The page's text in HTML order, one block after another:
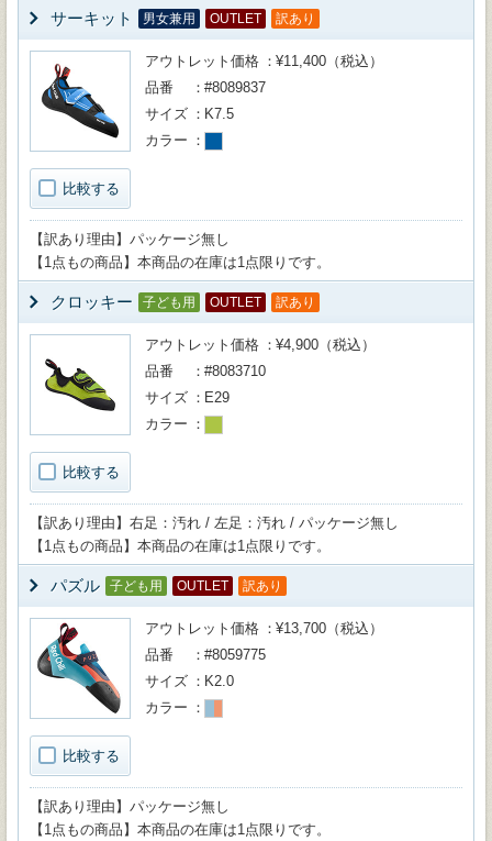
サーキット 男女兼用 OUTLET 訳あり
比較する
アウトレット価格
¥11,400（税込）
品番
#8089837
サイズ
K7.5
カラー
【訳あり理由】パッケージ無し
【1点もの商品】本商品の在庫は1点限りです。
クロッキー 子ども用 OUTLET 訳あり
比較する
アウトレット価格
¥4,900（税込）
品番
#8083710
サイズ
E29
カラー
【訳あり理由】右足：汚れ / 左足：汚れ / パッケージ無し
【1点もの商品】本商品の在庫は1点限りです。
パズル 子ども用 OUTLET 訳あり
比較する
アウトレット価格
¥13,700（税込）
品番
#8059775
サイズ
K2.0
カラー
【訳あり理由】パッケージ無し
【1点もの商品】本商品の在庫は1点限りです。